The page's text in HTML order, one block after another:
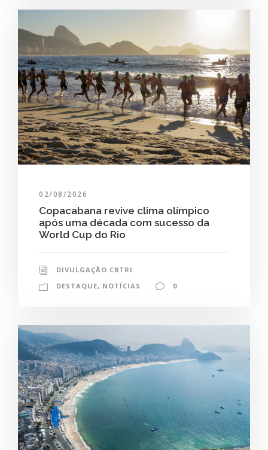
02/08/2026
Copacabana revive clima olímpico
após uma década com sucesso da
World Cup do Rio
DIVULGAÇÃO CBTRI
DESTAQUE, NOTÍCIAS 0